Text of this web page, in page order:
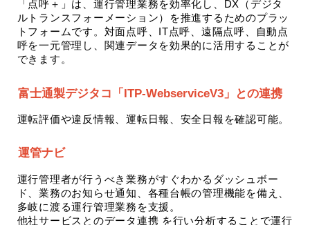
「点呼＋」は、運行管理業務を効率化し、DX（デジタ
ルトランスフォーメーション）を推進するためのプラッ
トフォームです。対面点呼、IT点呼、遠隔点呼、自動点
呼を一元管理し、関連データを効果的に活用することが
できます。
富士通製デジタコ「ITP-WebserviceV3」との連携
運転評価や違反情報、運転日報、安全日報を確認可能。
運管ナビ
運行管理者が行うべき業務がすぐわかるダッシュボー
ド、業務のお知らせ通知、各種台帳の管理機能を備え、
多岐に渡る運行管理業務を支援。
他社サービスとのデータ連携 を行い分析することで運行